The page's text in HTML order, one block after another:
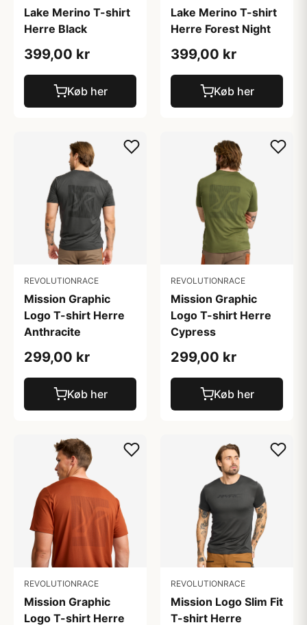
Lake Merino T-shirt
Herre Black
399,00 kr
Køb her
Lake Merino T-shirt
Herre Forest Night
399,00 kr
Køb her
REVOLUTIONRACE
Mission Graphic
Logo T-shirt Herre
Anthracite
299,00 kr
Køb her
REVOLUTIONRACE
Mission Graphic
Logo T-shirt Herre
Cypress
299,00 kr
Køb her
REVOLUTIONRACE
Mission Graphic
Logo T-shirt Herre
REVOLUTIONRACE
Mission Logo Slim Fit
T-shirt Herre